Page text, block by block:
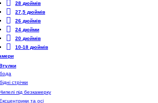
28 дюймів
27,5 дюймів
26 дюймів
24 дюйми
20 дюймів
10-18 дюймів
стрічки
під безкамерку
та осі